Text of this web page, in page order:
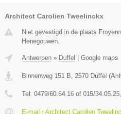
Architect Carolien Tweelinckx
Niet gevestigd in de plaats
Henegouwen.
Antwerpen » Duffel Google maps
Binnenweg 151 B, 2570 Duffel (
Tel: 0479/60.64.16 of 015/34.05.25
E-mail › Architect Carolien